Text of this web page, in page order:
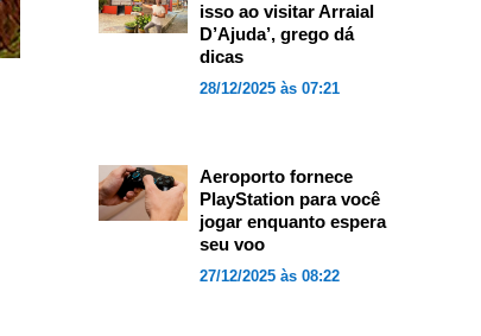
isso ao visitar Arraial
D’Ajuda’, grego dá
dicas
28/12/2025 às 07:21
Aeroporto fornece
PlayStation para você
jogar enquanto espera
seu voo
27/12/2025 às 08:22